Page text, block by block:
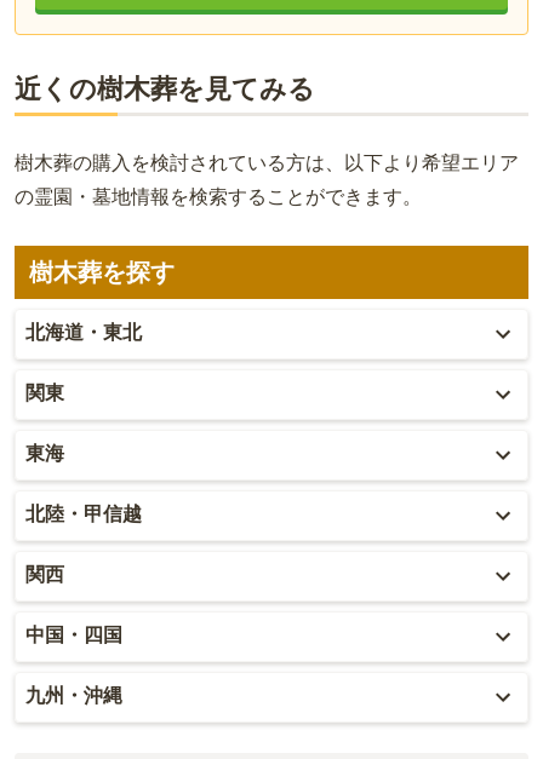
近くの樹木葬を見てみる
樹木葬の購入を検討されている方は、以下より希望エリア
の霊園・墓地情報を検索することができます。
樹木葬を探す
北海道・東北
北海道
青森
岩手
山形
宮城
関東
東京
神奈川
千葉
茨城
栃木
東海
愛知
岐阜
三重
北陸・甲信越
富山
石川
山梨
関西
大阪
兵庫
中国・四国
岡山
九州・沖縄